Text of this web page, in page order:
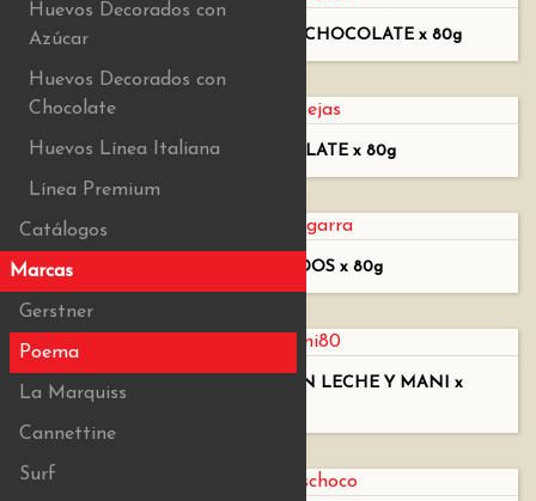
ALMENDRAS BAÑADAS CON CHOCOLATE x 80g
LENTEJAS DE CHOCOLATE x 80g
MANÍES GARAPIÑADOS x 80g
TABLETA DE CHOCOLATE CON LECHE Y MANI x
Huevos Decorados con
Azúcar
Huevos Decorados con
Chocolate
Huevos Línea Italiana
Línea Premium
Catálogos
Marcas
Gerstner
Poema
La Marquiss
Cannettine
Surf